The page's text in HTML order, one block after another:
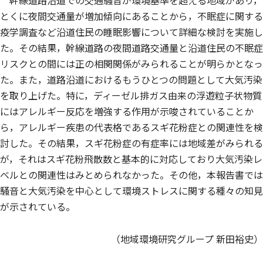
とくに夜間交通量が増加傾向にあることから，不眠症に関する
疫学調査など沿道住民の睡眠影響について詳細な検討を実施し
た。その結果，幹線道路の夜間道路交通量と沿道住民の不眠症
リスクとの間には正の相関関係がみられることが明らかとなっ
た。また，道路沿道におけるもうひとつの問題として大気汚染
を取り上げた。特に，ディーゼル排ガス由来の浮遊粒子状物質
にはアレルギー反応を増強する作用が示唆されていることか
ら，アレルギー疾患の代表格であるスギ花粉症との関連性を検
討した。その結果，スギ花粉症の有症率には地域差がみられる
が，それはスギ花粉飛散数と基本的に対応しており大気汚染レ
ベルとの関連性はみとめられなかった。その他，本報告書では
騒音と大気汚染を中心として環境ストレスに関する種々の知見
が示されている。
（地域環境研究グループ 新田裕史）